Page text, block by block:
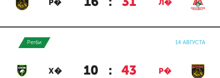
Р� Л�
Регби 14 АВГУСТА
Х� 10 : 43 Р�